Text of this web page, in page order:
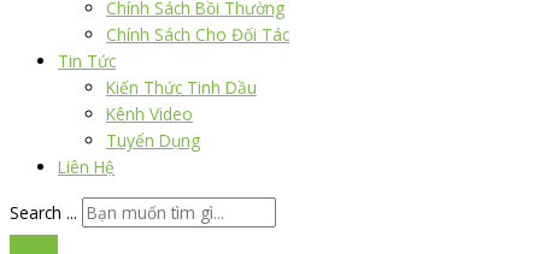
Chính Sách Bồi Thường
Chính Sách Cho Đối Tác
Tin Tức
Kiến Thức Tinh Dầu
Kênh Video
Tuyển Dụng
Liên Hệ
Search ...